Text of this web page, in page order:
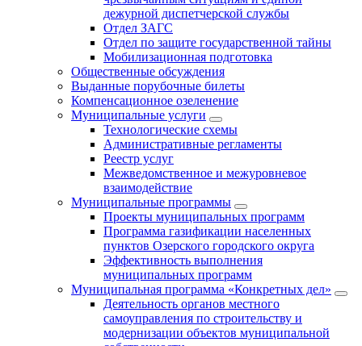
дежурной диспетчерской службы
Отдел ЗАГС
Отдел по защите государственной тайны
Мобилизационная подготовка
Общественные обсуждения
Выданные порубочные билеты
Компенсационное озеленение
Муниципальные услуги
Технологические схемы
Административные регламенты
Реестр услуг
Межведомственное и межуровневое
взаимодействие
Муниципальные программы
Проекты муниципальных программ
Программа газификации населенных
пунктов Озерского городского округа
Эффективность выполнения
муниципальных программ
Муниципальная программа «Конкретных дел»
Деятельность органов местного
самоуправления по строительству и
модернизации объектов муниципальной